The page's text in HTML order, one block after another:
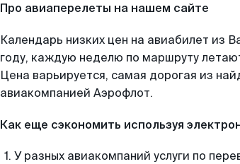
Про авиаперелеты на нашем сайте
Календарь низких цен на авиабилет из
году, каждую неделю по маршруту
Цена варьируется, самая дорогая из
авиакомпанией Аэрофлот.
Как еще сэкономить используя
У разных авиакомпаний услуги по